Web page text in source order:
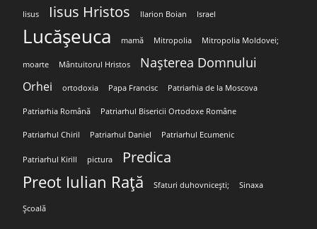
Iisus Iisus Hristos Ilarion Boian Israel
Lucășeuca mamă Mitropolia Mitropolia Moldovei;
moarte Mântuitorul Hristos Nașterea Domnului
Orhei ortodoxia Papa Francisc Patriarhia de la Moscova
Patriarhia Română Patriarhul Bisericii Ortodoxe Române
Patriarhul Chiril Patriarhul Daniel Patriarhul Ecumenic
Patriarhul Kirill pictura Predica
Preot Iulian Rață Sfaturi duhovnicești; Sinaxa
Școală